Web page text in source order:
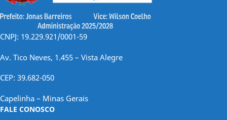
CNPJ: 19.229.921/0001-59
Av. Tico Neves, 1.455 – Vista Alegre
CEP: 39.682-050
Capelinha – Minas Gerais
FALE CONOSCO